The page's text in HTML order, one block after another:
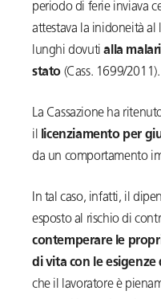
periodo di ferie inviava
attestava la inidoneità al
lunghi dovutialla
stato (Cass. 1699/2011).
La Cassazione ha
il
licenziamento per
da un comportamento
In tal caso, infatti, il
esposto al rischio di
contemperare le
di vita con le esigenze
che il lavoratore è